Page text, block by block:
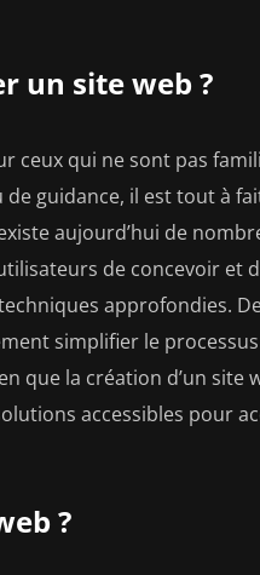
un site web ?
ceux qui ne sont pas
guidance, il est tout à
aujourd’hui de
de concevoir et
approfondies.
simplifier le
que la création d’un site
accessibles pour
?